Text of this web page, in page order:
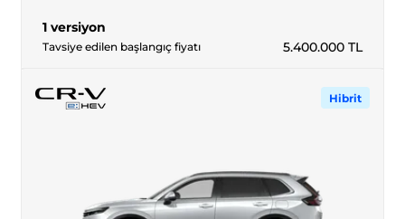
1 versiyon
Tavsiye edilen başlangıç fiyatı 5.400.000TL
Hibrit